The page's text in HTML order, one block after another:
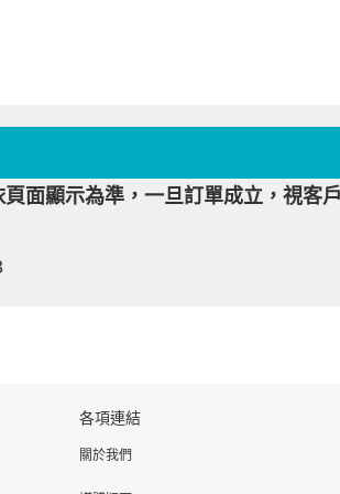
面顯示為準，一旦訂單成立，視客
各項連結
關於我們